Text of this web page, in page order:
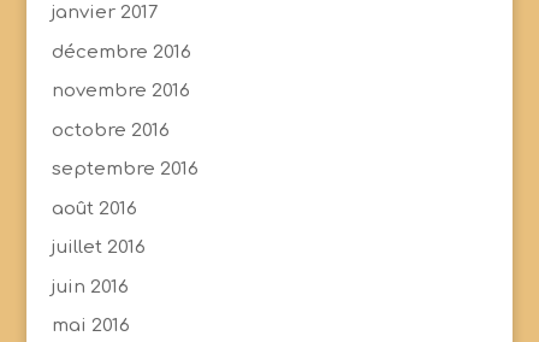
janvier 2017
décembre 2016
novembre 2016
octobre 2016
septembre 2016
août 2016
juillet 2016
juin 2016
mai 2016